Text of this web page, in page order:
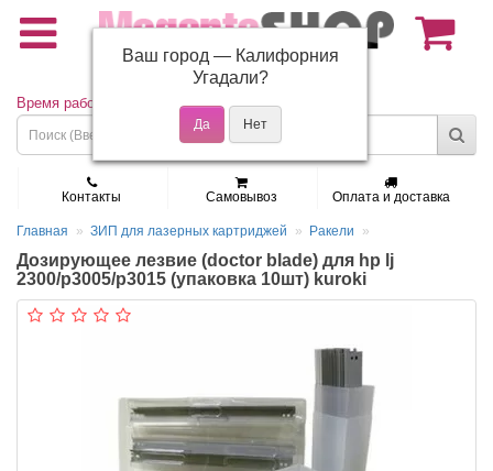
(495) 150-01-37
Время работы: Пн - Пт 9:30 - 19:00
Контакты Самовывоз Оплата и доставка
Главная ЗИП для лазерных картриджей Ракели
Дозирующее лезвие (doctor blade) для hp lj
2300/p3005/p3015 (упаковка 10шт) kuroki
Ваш город — Калифорния
Угадали?